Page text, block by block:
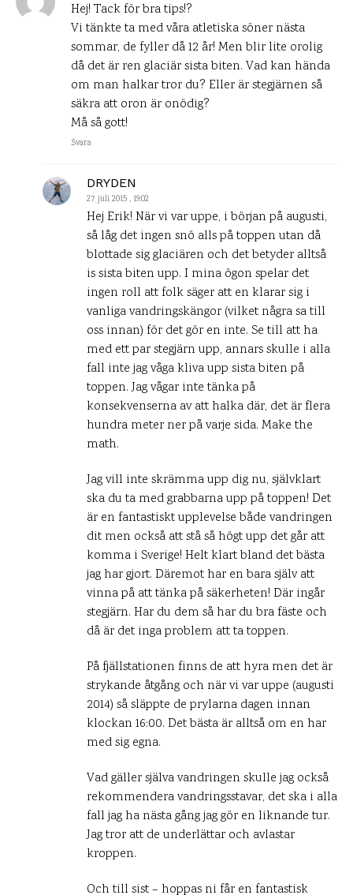
Hej! Tack för bra tips!?
Vi tänkte ta med våra atletiska söner nästa
sommar, de fyller då 12 år! Men blir lite orolig
då det är ren glaciär sista biten. Vad kan hända
om man halkar tror du? Eller är stegjärnen så
säkra att oron är onödig?
Må så gott!
Svara
DRYDEN
27 juli 2015 , 19:02
Hej Erik! När vi var uppe, i början på augusti,
så låg det ingen snö alls på toppen utan då
blottade sig glaciären och det betyder alltså
is sista biten upp. I mina ögon spelar det
ingen roll att folk säger att en klarar sig i
vanliga vandringskängor (vilket några sa till
oss innan) för det gör en inte. Se till att ha
med ett par stegjärn upp, annars skulle i alla
fall inte jag våga kliva upp sista biten på
toppen. Jag vågar inte tänka på
konsekvenserna av att halka där, det är flera
hundra meter ner på varje sida. Make the
math.
Jag vill inte skrämma upp dig nu, självklart
ska du ta med grabbarna upp på toppen! Det
är en fantastiskt upplevelse både vandringen
dit men också att stå så högt upp det går att
komma i Sverige! Helt klart bland det bästa
jag har gjort. Däremot har en bara själv att
vinna på att tänka på säkerheten! Där ingår
stegjärn. Har du dem så har du bra fäste och
då är det inga problem att ta toppen.
På fjällstationen finns de att hyra men det är
strykande åtgång och när vi var uppe (augusti
2014) så släppte de prylarna dagen innan
klockan 16:00. Det bästa är alltså om en har
med sig egna.
Vad gäller själva vandringen skulle jag också
rekommendera vandringsstavar, det ska i alla
fall jag ha nästa gång jag gör en liknande tur.
Jag tror att de underlättar och avlastar
kroppen.
Och till sist – hoppas ni får en fantastisk